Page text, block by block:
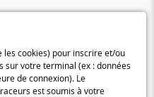
les cookies) pour inscrire et/ou
sur votre terminal (ex : données
de connexion). Le
est soumis à votre